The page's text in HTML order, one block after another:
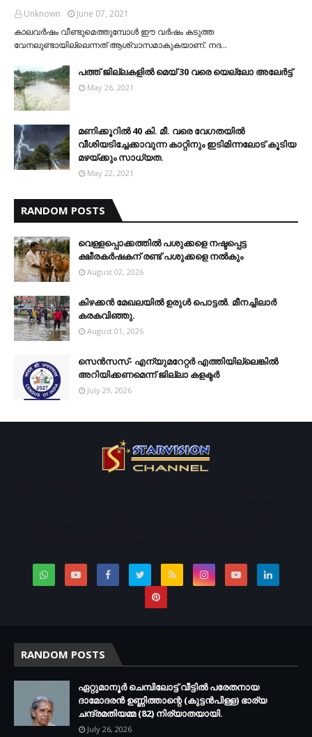
Unknown
June 07, 2021
കാലവര്‍ഷം വീണ്ടുമെത്തുമ്പോള്‍ ഈ വര്‍ഷം കടുത്ത
വേനലുണ്ടായില്ലെന്നത് ആശ്വാസമാകുകയാണ്. നദ…
പത്ത് ജില്ലകളില്‍ മെയ് 30 വരെ യെല്ലോ അലേര്‍ട്ട്
May 26, 2021
മണിക്കൂറിൽ 40 കി. മീ. വരെ വേഗതയിൽ
വീശിയടിച്ചേക്കാവുന്ന കാറ്റിനും ഇടിമിന്നലോട് കൂടിയ
മഴയ്ക്കും സാധ്യത.
May 22, 2021
RANDOM POSTS
വെള്ളപ്പൊക്കത്തില്‍ പശുക്കളെ നഷ്ടപ്പെട്ട
ക്ഷീരകര്‍ഷകന് രണ്ട് പശുക്കളെ നല്‍കും
August 02, 2026
കിഴക്കന്‍ മേഖലയില്‍ ഉരുള്‍ പൊട്ടല്‍. മീനച്ചിലാര്‍
കരകവിഞ്ഞു.
August 01, 2026
സെന്‍സസ്- എന്യുമറേറ്റര്‍ എത്തിയില്ലെങ്കില്‍
അറിയിക്കണമെന്ന് ജില്ലാ കളക്ടര്‍
July 29, 2026
RANDOM POSTS
ഏറ്റുമാനൂര്‍ ചെമ്പിലോട്ട് വീട്ടില്‍ പരേതനായ
ദാമോദരന്‍ ഉണ്ണിത്താന്റെ (കുട്ടന്‍പിള്ള) ഭാര്യ
ചന്ദ്രമതിയമ്മ (82) നിര്യാതയായി.
July 26, 2026